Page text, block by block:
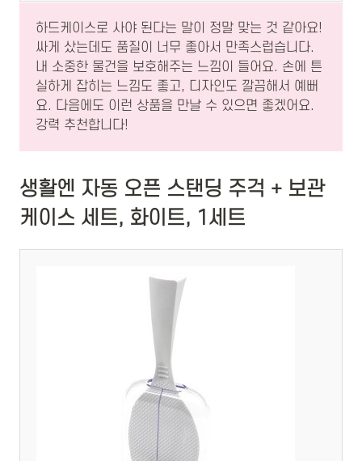
하드케이스로 사야 된다는 말이 정말 맞는 것 같아요!
싸게 샀는데도 품질이 너무 좋아서 만족스럽습니다.
내 소중한 물건을 보호해주는 느낌이 들어요. 손에 튼
실하게 잡히는 느낌도 좋고, 디자인도 깔끔해서 예뻐
요. 다음에도 이런 상품을 만날 수 있으면 좋겠어요.
강력 추천합니다!
생활엔 자동 오픈 스탠딩 주걱 + 보관
케이스 세트, 화이트, 1세트